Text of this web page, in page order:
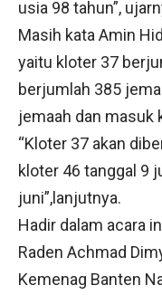
usia 98 tahun”,
Masih kata Amin
yaitu kloter 37
berjumlah 385
jemaah dan masuk
“Kloter 37 akan
kloter 46 tanggal 9
juni”,lanjutnya.
Hadir dalam acara
Raden Achmad
Kemenag Banten